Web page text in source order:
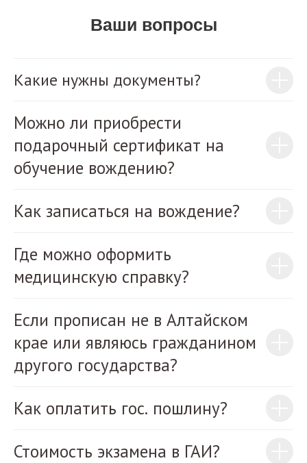
Ваши вопросы
Какие нужны документы?
Можно ли приобрести
подарочный сертификат на
обучение вождению?
Как записаться на вождение?
Где можно оформить
медицинскую справку?
Если прописан не в Алтайском
крае или являюсь гражданином
другого государства?
Как оплатить гос. пошлину?
Стоимость экзамена в ГАИ?